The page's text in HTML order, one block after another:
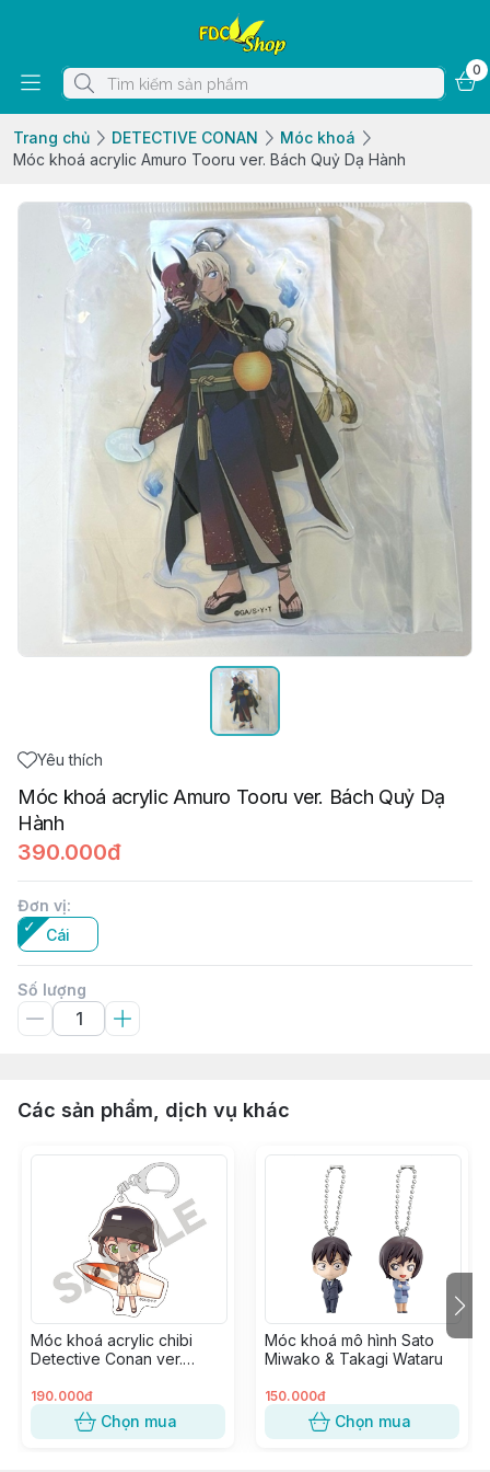
0
Trang chủ DETECTIVE CONAN
Móc khoá
Móc khoá acrylic Amuro Tooru ver. Bách Quỷ Dạ Hành
Yêu thích
Móc khoá acrylic Amuro Tooru ver. Bách Quỷ Dạ
Hành
390.000đ
Đơn vị:
Cái
Số lượng
Các sản phẩm, dịch vụ khác
Móc khoá acrylic chibi
Detective Conan ver.
190.000đ
Chọn mua
Móc khoá mô hình Sato
Miwako & Takagi Wataru
150.000đ
Chọn mua